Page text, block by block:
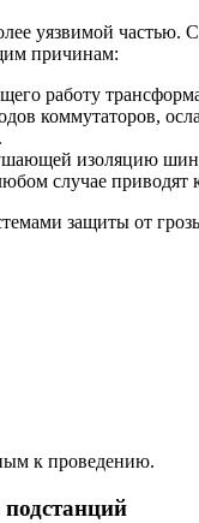
уязвимой
причинам:
работу
коммутаторов,
изоляцию
случае приводят
защиты от
к проведению.